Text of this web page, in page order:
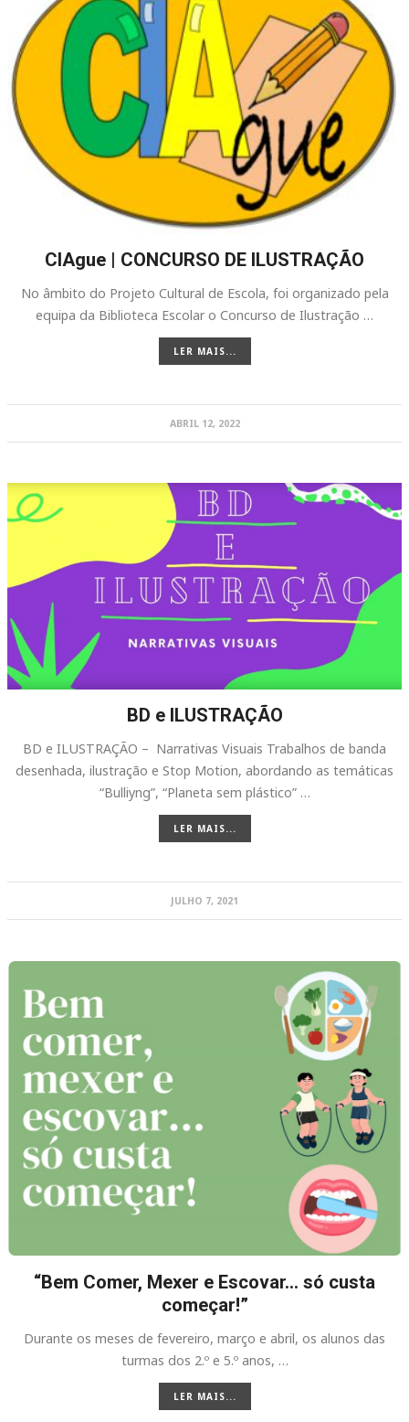
CIAgue | CONCURSO DE ILUSTRAÇÃO
No âmbito do Projeto Cultural de Escola, foi organizado pela
equipa da Biblioteca Escolar o Concurso de Ilustração …
LER MAIS...
ABRIL 12, 2022
BD e ILUSTRAÇÃO
BD e ILUSTRAÇÃO – Narrativas Visuais Trabalhos de banda
desenhada, ilustração e Stop Motion, abordando as temáticas
“Bulliyng”, “Planeta sem plástico” …
LER MAIS...
JULHO 7, 2021
“Bem Comer, Mexer e Escovar… só custa
começar!”
Durante os meses de fevereiro, março e abril, os alunos das
turmas dos 2.º e 5.º anos, …
LER MAIS...